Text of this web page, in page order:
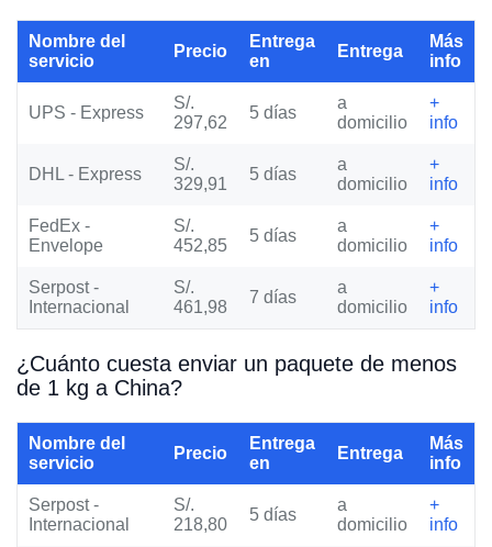
Nombre del
servicio
Precio
Entrega
en
Entrega
Más
info
UPS - Express
S/.
297,62
5 días
a
domicilio
+
info
DHL - Express
S/.
329,91
5 días
a
domicilio
+
info
FedEx -
Envelope
S/.
452,85
5 días
a
domicilio
+
info
Serpost -
Internacional
S/.
461,98
7 días
a
domicilio
+
info
¿Cuánto cuesta enviar un paquete de menos
de 1 kg a China?
Nombre del
servicio
Precio
Entrega
en
Entrega
Más
info
Serpost -
Internacional
S/.
218,80
5 días
a
domicilio
+
info